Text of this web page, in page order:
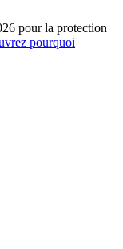
pour la protection
pourquoi